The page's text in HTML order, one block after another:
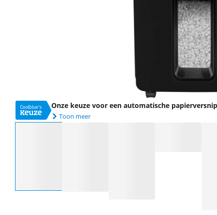
Onze keuze voor een automatische
Toon meer